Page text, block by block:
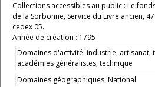
Collections accessibles au public : Le
de la Sorbonne, Service du Livre ancien,
cedex 05.
Année de création : 1795
Domaines d'activité: industrie, artisanat,
académies généralistes, technique
Domaines géographiques: National